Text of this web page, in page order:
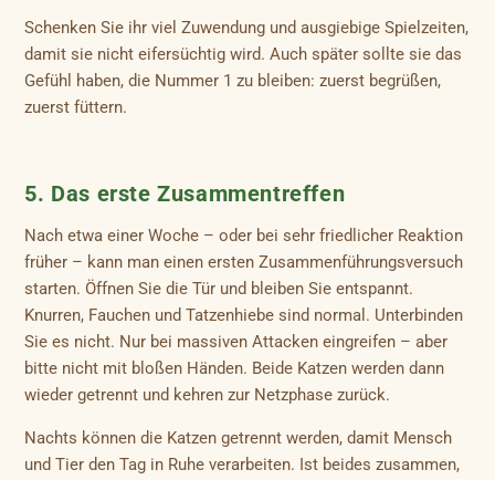
Schenken Sie ihr viel Zuwendung und ausgiebige Spielzeiten,
damit sie nicht eifersüchtig wird. Auch später sollte sie das
Gefühl haben, die Nummer 1 zu bleiben: zuerst begrüßen,
zuerst füttern.
5. Das erste Zusammentreffen
Nach etwa einer Woche – oder bei sehr friedlicher Reaktion
früher – kann man einen ersten Zusammenführungsversuch
starten. Öffnen Sie die Tür und bleiben Sie entspannt.
Knurren, Fauchen und Tatzenhiebe sind normal. Unterbinden
Sie es nicht. Nur bei massiven Attacken eingreifen – aber
bitte nicht mit bloßen Händen. Beide Katzen werden dann
wieder getrennt und kehren zur Netzphase zurück.
Nachts können die Katzen getrennt werden, damit Mensch
und Tier den Tag in Ruhe verarbeiten. Ist beides zusammen,